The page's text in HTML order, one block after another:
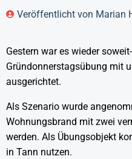
Veröffentlicht von Marian
Gestern war es wieder
Gründonnerstagsübung mit
ausgerichtet.
Als Szenario wurde
Wohnungsbrand mit zwei
werden. Als Übungsobjekt
in Tann nutzen.